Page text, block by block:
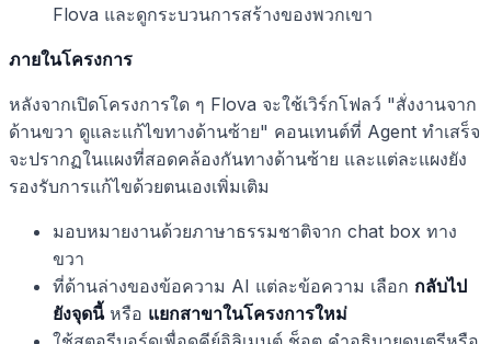
Flova และดูกระบวนการสร้างของพวกเขา
ภายในโครงการ
หลังจากเปิดโครงการใด ๆ Flova จะใช้เวิร์กโฟลว์ "สั่งงานจาก
ด้านขวา ดูและแก้ไขทางด้านซ้าย" คอนเทนต์ที่ Agent ทำเสร็จ
จะปรากฏในแผงที่สอดคล้องกันทางด้านซ้าย และแต่ละแผงยัง
รองรับการแก้ไขด้วยตนเองเพิ่มเติม
มอบหมายงานด้วยภาษาธรรมชาติจาก chat box ทาง
ขวา
ที่ด้านล่างของข้อความ AI แต่ละข้อความ เลือก กลับไป
ยังจุดนี้หรือ แยกสาขาในโครงการใหม่